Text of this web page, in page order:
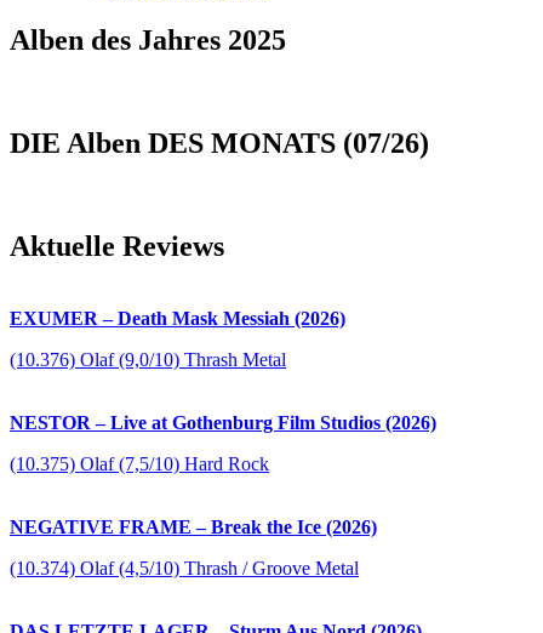
Alben des Jahres 2025
DIE Alben DES MONATS (07/26)
Aktuelle Reviews
EXUMER – Death Mask Messiah (2026)
(10.376) Olaf (9,0/10) Thrash Metal
NESTOR – Live at Gothenburg Film Studios (2026)
(10.375) Olaf (7,5/10) Hard Rock
NEGATIVE FRAME – Break the Ice (2026)
(10.374) Olaf (4,5/10) Thrash / Groove Metal